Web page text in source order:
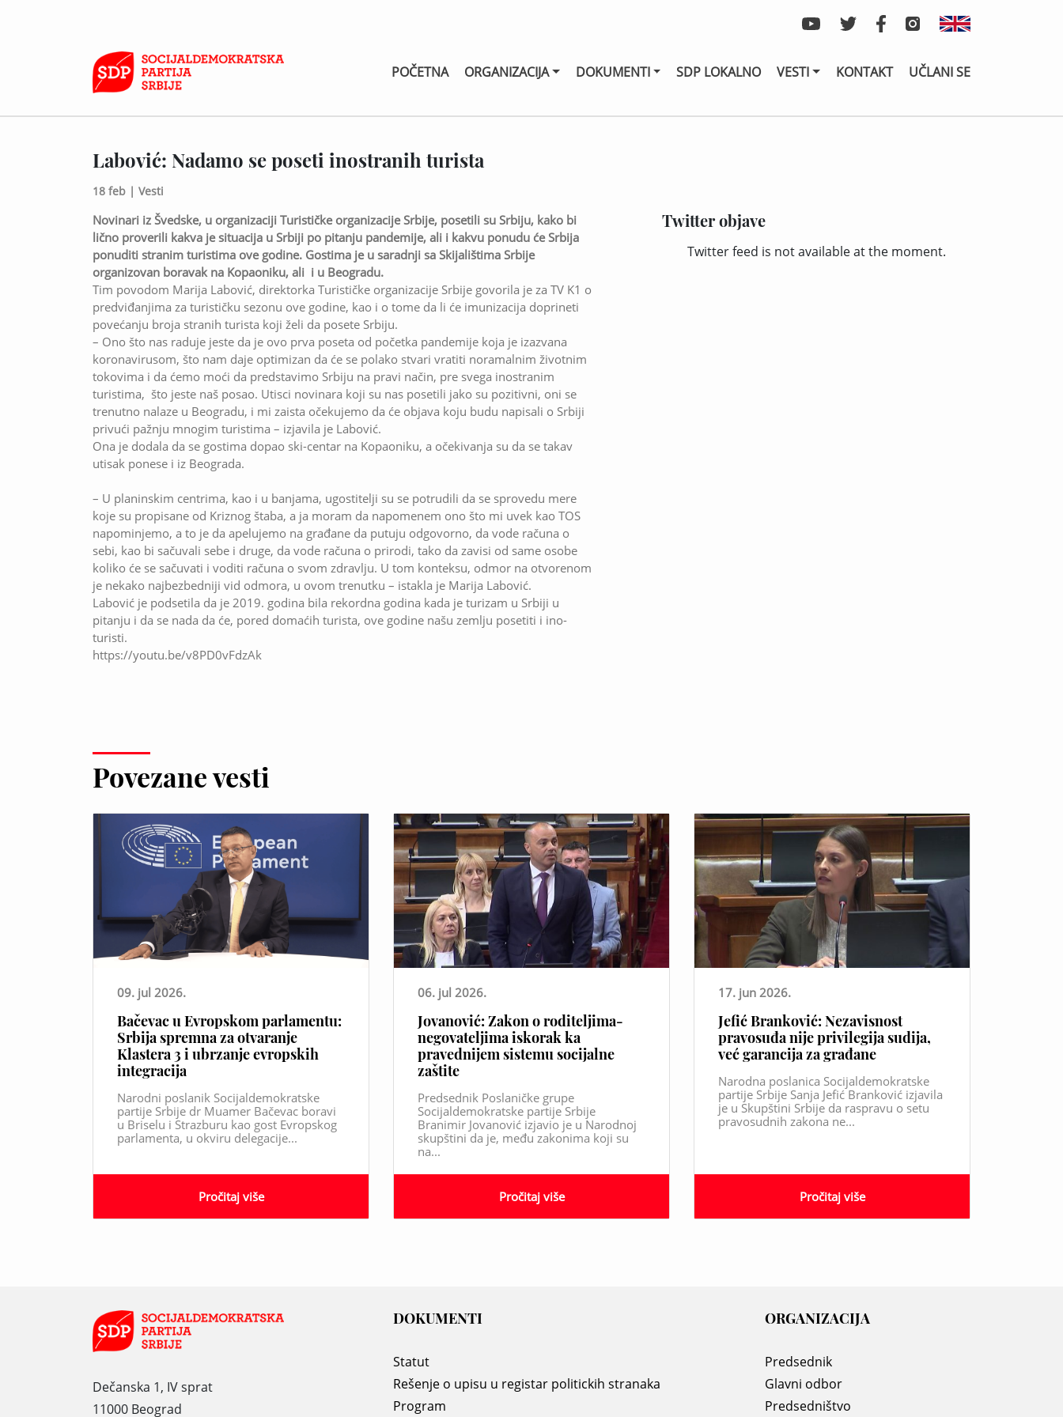
POČETNA ORGANIZACIJA DOKUMENTI SDP LOKALNO VESTI KONTAKT UČLANI SE
Labović: Nadamo se poseti inostranih turista
18 feb | Vesti
Novinari iz Švedske, u organizaciji Turističke organizacije Srbije, posetili su Srbiju, kako bi
lično proverili kakva je situacija u Srbiji po pitanju pandemije, ali i kakvu ponudu će Srbija
ponuditi stranim turistima ove godine. Gostima je u saradnji sa Skijalištima Srbije
organizovan boravak na Kopaoniku, ali i u Beogradu.
Tim povodom Marija Labović, direktorka Turističke organizacije Srbije govorila je za TV K1 o
predviđanjima za turističku sezonu ove godine, kao i o tome da li će imunizacija doprineti
povećanju broja stranih turista koji želi da posete Srbiju.
– Ono što nas raduje jeste da je ovo prva poseta od početka pandemije koja je izazvana
koronavirusom, što nam daje optimizan da će se polako stvari vratiti noramalnim životnim
tokovima i da ćemo moći da predstavimo Srbiju na pravi način, pre svega inostranim
turistima, što jeste naš posao. Utisci novinara koji su nas posetili jako su pozitivni, oni se
trenutno nalaze u Beogradu, i mi zaista očekujemo da će objava koju budu napisali o Srbiji
privući pažnju mnogim turistima – izjavila je Labović.
Ona je dodala da se gostima dopao ski-centar na Kopaoniku, a očekivanja su da se takav
utisak ponese i iz Beograda.
– U planinskim centrima, kao i u banjama, ugostitelji su se potrudili da se sprovedu mere
koje su propisane od Kriznog štaba, a ja moram da napomenem ono što mi uvek kao TOS
napominjemo, a to je da apelujemo na građane da putuju odgovorno, da vode računa o
sebi, kao bi sačuvali sebe i druge, da vode računa o prirodi, tako da zavisi od same osobe
koliko će se sačuvati i voditi računa o svom zdravlju. U tom konteksu, odmor na otvorenom
je nekako najbezbedniji vid odmora, u ovom trenutku – istakla je Marija Labović.
Labović je podsetila da je 2019. godina bila rekordna godina kada je turizam u Srbiji u
pitanju i da se nada da će, pored domaćih turista, ove godine našu zemlju posetiti i ino-
turisti.
https://youtu.be/v8PD0vFdzAk
Twitter objave
Twitter feed is not available at the moment.
Povezane vesti
09. jul 2026.
Bačevac u Evropskom parlamentu:
Srbija spremna za otvaranje
Klastera 3 i ubrzanje evropskih
integracija
Narodni poslanik Socijaldemokratske
partije Srbije dr Muamer Bačevac boravi
u Briselu i Strazburu kao gost Evropskog
parlamenta, u okviru delegacije...
Pročitaj više
06. jul 2026.
Jovanović: Zakon o roditeljima-
negovateljima iskorak ka
pravednijem sistemu socijalne
zaštite
Predsednik Poslaničke grupe
Socijaldemokratske partije Srbije
Branimir Jovanović izjavio je u Narodnoj
skupštini da je, među zakonima koji su
na...
Pročitaj više
17. jun 2026.
Jefić Branković: Nezavisnost
pravosuđa nije privilegija sudija,
već garancija za građane
Narodna poslanica Socijaldemokratske
partije Srbije Sanja Jefić Branković izjavila
je u Skupštini Srbije da raspravu o setu
pravosudnih zakona ne...
Pročitaj više
Dečanska 1, IV sprat
11000 Beograd
DOKUMENTI
Statut
Rešenje o upisu u registar politickih stranaka
Program
ORGANIZACIJA
Predsednik
Glavni odbor
Predsedništvo